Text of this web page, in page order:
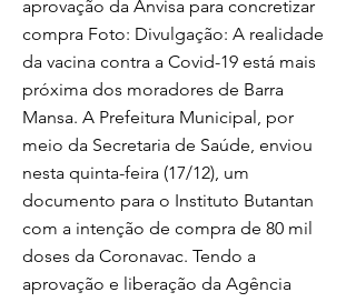
aprovação da Anvisa para concretizar
compra Foto: Divulgação: A realidade
da vacina contra a Covid-19 está mais
próxima dos moradores de Barra
Mansa. A Prefeitura Municipal, por
meio da Secretaria de Saúde, enviou
nesta quinta-feira (17/12), um
documento para o Instituto Butantan
com a intenção de compra de 80 mil
doses da Coronavac. Tendo a
aprovação e liberação da Agência